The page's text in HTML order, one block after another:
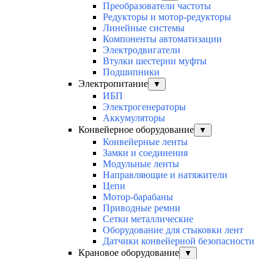
Преобразователи частоты
Редукторы и мотор-редукторы
Линейные системы
Компоненты автоматизации
Электродвигатели
Втулки шестерни муфты
Подшипники
Электропитание
▼
ИБП
Электрогенераторы
Аккумуляторы
Конвейерное оборудование
▼
Конвейерные ленты
Замки и соединения
Модульные ленты
Направляющие и натяжители
Цепи
Мотор-барабаны
Приводные ремни
Сетки металлические
Оборудование для стыковки лент
Датчики конвейерной безопасности
Крановое оборудование
▼